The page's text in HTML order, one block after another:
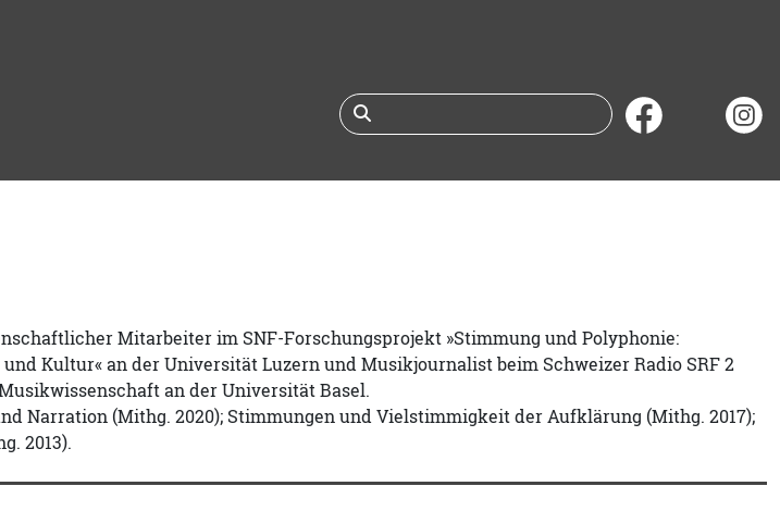
Suche nach
Mitarbeiter im SNF-Forschungsprojekt »Stimmung und Polyphonie:
Kultur« an der Universität Luzern und Musikjournalist beim Schweizer Radio SRF 2
an der Universität Basel.
Narration (Mithg. 2020); Stimmungen und Vielstimmigkeit der Aufklärung (Mithg. 2017);
2013).